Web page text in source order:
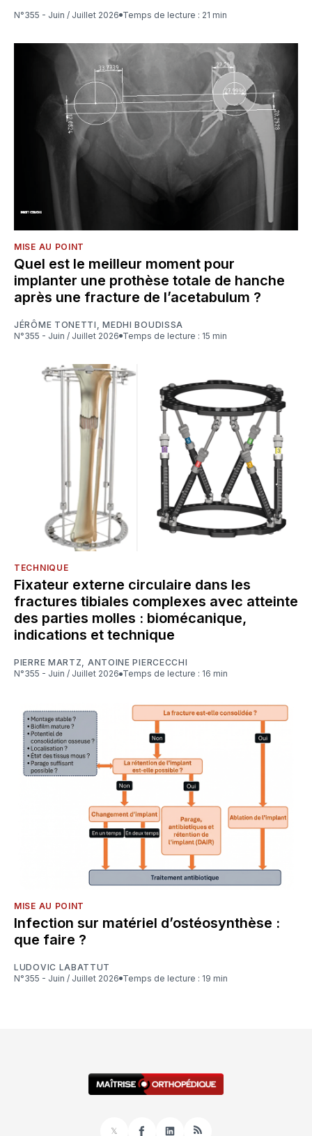
N°355 - Juin / Juillet 2026 Temps de lecture : 21 min
MISE AU POINT
Quel est le meilleur moment pour
implanter une prothèse totale de hanche
après une fracture de l’acetabulum ?
JÉRÔME TONETTI ,MEDHI BOUDISSA
N°355 - Juin / Juillet 2026
Temps de lecture : 15 min
TECHNIQUE
Fixateur externe circulaire dans les
fractures tibiales complexes avec atteinte
des parties molles : biomécanique,
indications et technique
PIERRE MARTZ, ANTOINE PIERCECCHI
N°355 - Juin / Juillet 2026
Temps de lecture : 16 min
MISE AU POINT
Infection sur matériel d’ostéosynthèse :
que faire ?
LUDOVIC LABATTUT
N°355 - Juin / Juillet 2026
Temps de lecture : 19 min
𝕏